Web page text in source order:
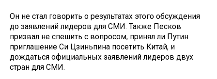
Он не стал говорить о результатах этого обсуждения
до заявлений лидеров для СМИ. Также Песков
призвал не спешить с вопросом, принял ли Путин
приглашение Си Цзиньпина посетить Китай, и
дождаться официальных заявлений лидеров двух
стран для СМИ.